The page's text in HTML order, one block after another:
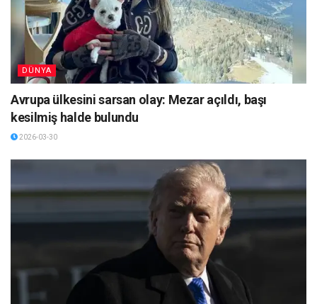
DÜNYA
Avrupa ülkesini sarsan olay: Mezar açıldı, başı
kesilmiş halde bulundu
2026-03-30